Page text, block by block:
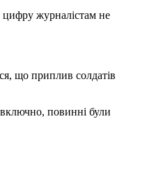
цифру журналістам не
що приплив солдатів
включно, повинні були